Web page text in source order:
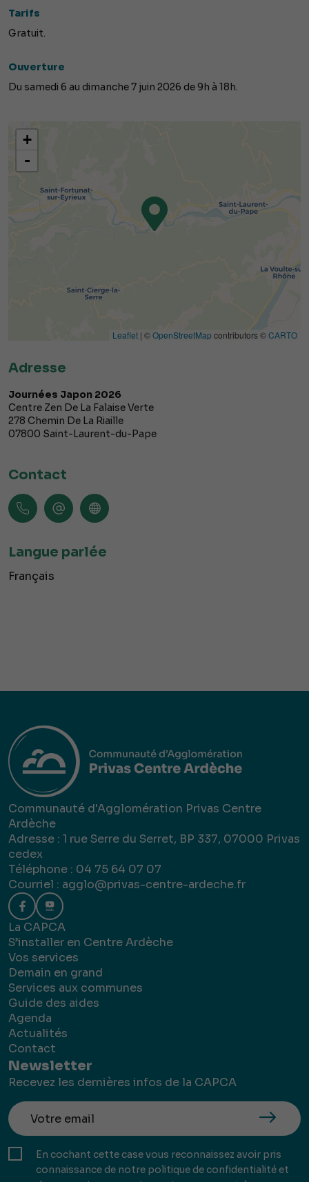
Tarifs
Gratuit.
Ouverture
Du samedi 6 au dimanche 7 juin 2026 de 9h à 18h.
+
-
Leaflet | ©OpenStreetMap contributors ©CARTO
Adresse
Journées Japon 2026
Centre Zen De La Falaise Verte
278 Chemin De La Riaille
07800 Saint-Laurent-du-Pape
Contact
Langue parlée
Français
Communauté d'Agglomération Privas Centre
Ardèche
Adresse : 1 rue Serre du Serret, BP 337, 07000 Privas
cedex
Téléphone : 04 75 64 07 07
Courriel : agglo@privas-centre-ardeche.fr
La CAPCA
S’installer en Centre Ardèche
Vos services
Demain en grand
Services aux communes
Guide des aides
Agenda
Actualités
Contact
Newsletter
Recevez les dernières infos de la CAPCA
En cochant cette case vous reconnaissez avoir pris
connaissance de notre politique de confidentialité et